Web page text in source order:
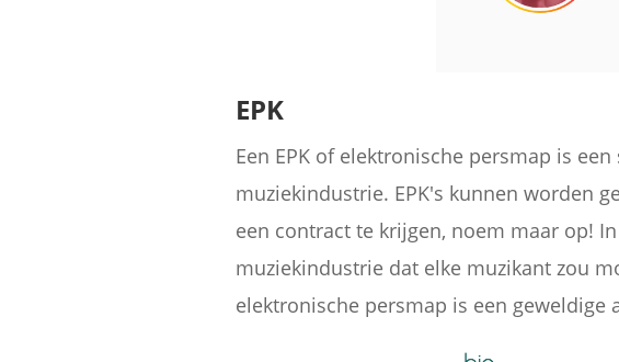
EPK
Een EPK of elektronische persmap is
muziekindustrie. EPK's kunnen worden
een contract te krijgen, noem maar op!
muziekindustrie dat elke muzikant zou
elektronische persmap is een